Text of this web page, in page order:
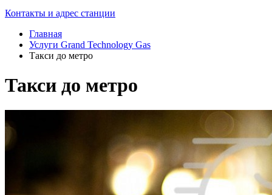
Контакты и адрес станции
Главная
Услуги Grand Technology Gas
Такси до метро
Такси до метро